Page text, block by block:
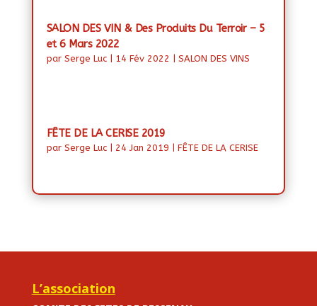
SALON DES VIN & Des Produits Du Terroir – 5
et 6 Mars 2022
par Serge Luc| 14 Fév 2022 SALON DES VINS
FÊTE DE LA CERISE 2019
par Serge Luc| 24 Jan 2019 | FÊTE DE LA CERISE
L’association